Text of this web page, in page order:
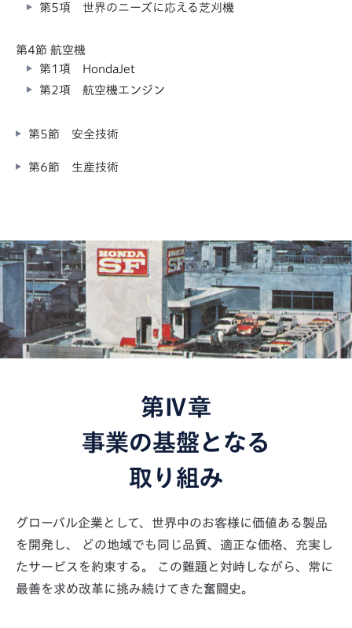
第5項 世界のニーズに応える芝刈機
第4節 航空機
第1項 HondaJet
第2項 航空機エンジン
第5節 安全技術
第6節 生産技術
第Ⅳ章
事業の基盤となる
取り組み
グローバル企業として、世界中のお客様に価値ある製品
を開発し、
どの地域でも同じ品質、適正な価格、充実し
たサービスを約束する。
この難題と対峙しながら、常に
最善を求め改革に挑み続けてきた奮闘史。